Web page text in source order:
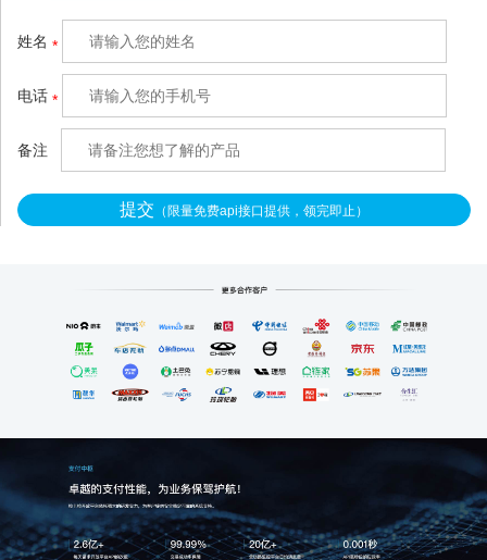
卡拉空中分账
轻量化适配，不用复杂的系
统改造，3秒就能把混在一
姓名 *
电话 *
备注
提交 （限量免费api接口提供，领完即止）